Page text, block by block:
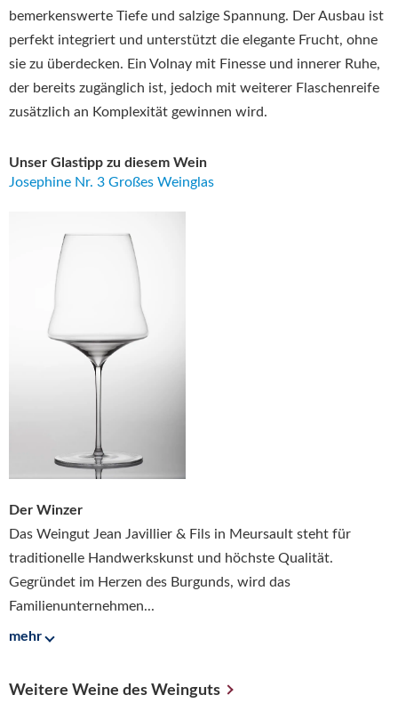
bemerkenswerte Tiefe und salzige Spannung. Der Ausbau ist
perfekt integriert und unterstützt die elegante Frucht, ohne
sie zu überdecken. Ein Volnay mit Finesse und innerer Ruhe,
der bereits zugänglich ist, jedoch mit weiterer Flaschenreife
zusätzlich an Komplexität gewinnen wird.
Unser Glastipp zu diesem Wein
Josephine Nr. 3 Großes Weinglas
Der Winzer
Das Weingut Jean Javillier & Fils in Meursault steht für
traditionelle Handwerkskunst und höchste Qualität.
Gegründet im Herzen des Burgunds, wird das
Familienunternehmen...
mehr
Weitere Weine des Weinguts